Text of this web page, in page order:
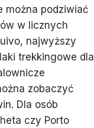
można podziwiać
w licznych
najwyższy
trekkingowe dla
zobaczyć
Dla osób
czy Porto